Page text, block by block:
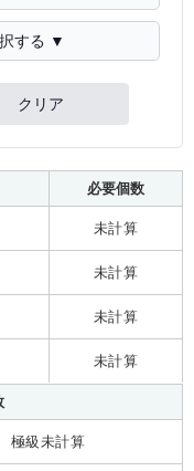
する ▼
クリア
必要個数
未計算
未計算
未計算
未計算
極級未計算